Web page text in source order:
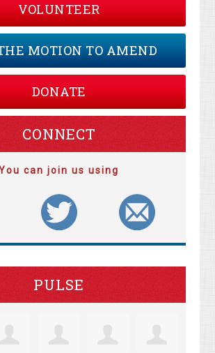
VOLUNTEER
MOTION TO AMEND
DONATE
CONNECT
can join us using
PULSE